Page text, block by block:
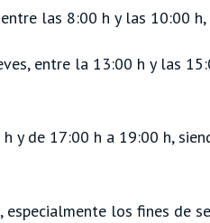
las 8:00 h y las 10:00
entre la 13:00 h y las
y de 17:00 h a 19:00 h,
especialmente los fines de